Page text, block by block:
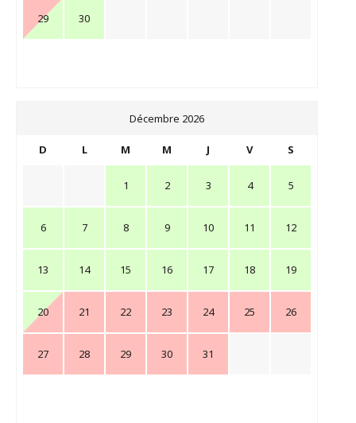
29 30
Décembre 2026
D L M M J V S
1 2 3 4 5
6 7 8 9 10 11 12
13 14 15 16 17 18 19
20 21 22 23 24 25 26
27 28 29 30 31